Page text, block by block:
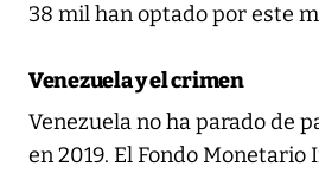
38 mil han optado por este
Venezuela y el crimen
Venezuela no ha parado de
en 2019. El Fondo